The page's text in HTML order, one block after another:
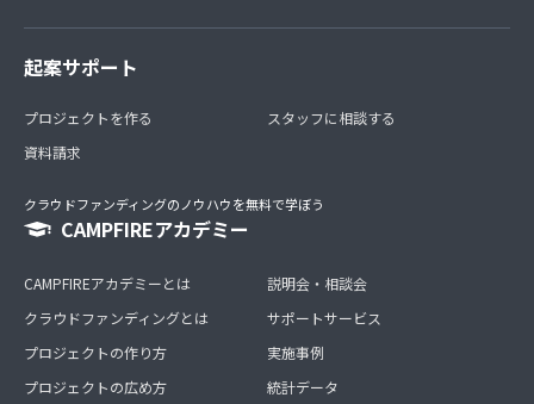
起案サポート
プロジェクトを作る
資料請求
スタッフに相談する
クラウドファンディングのノウハウを無料で学ぼう
CAMPFIREアカデミー
CAMPFIREアカデミーとは
クラウドファンディングとは
プロジェクトの作り方
プロジェクトの広め方
説明会・相談会
サポートサービス
実施事例
統計データ